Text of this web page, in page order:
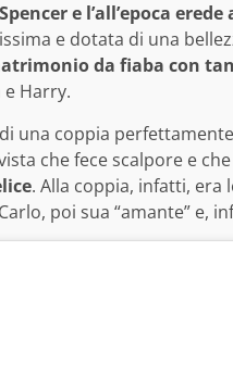
e l’all’epoca
e dotata di una
da fiaba con
Harry.
una coppia
che fece scalpore e
. Alla coppia, infatti, era
poi sua “amante” e,